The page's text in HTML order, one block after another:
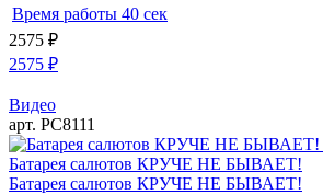
Время работы 40 сек
2575 ₽
2575 ₽
Видео
арт. РС8111
Батарея салютов КРУЧЕ НЕ БЫВАЕТ!
Батарея салютов КРУЧЕ НЕ БЫВАЕТ!